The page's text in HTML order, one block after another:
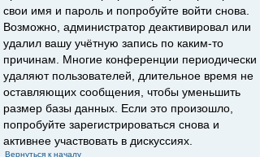
свои имя и пароль и попробуйте войти снова.
Возможно, администратор деактивировал или
удалил вашу учётную запись по каким-то
причинам. Многие конференции периодически
удаляют пользователей, длительное время не
оставляющих сообщения, чтобы уменьшить
размер базы данных. Если это произошло,
попробуйте зарегистрироваться снова и
активнее участвовать в дискуссиях.
Вернуться к началу